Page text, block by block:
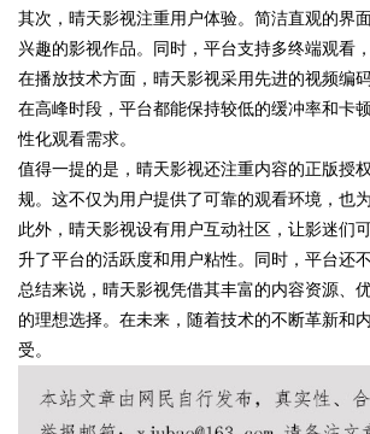
uz
!
其次，晴天影视注重用户体验。简洁直观的界
兴趣的影视作品。同时，平台支持多终端观看
在播放技术方面，晴天影视采用先进的视频编
在高峰时段，平台都能保持较低的缓冲率和卡
性化观看需求。
值得一提的是，晴天影视还注重内容的正版授
规。这不仅为用户提供了可靠的观看环境，也
此外，晴天影视设有用户互动社区，让影迷们
升了平台的活跃度和用户粘性。同时，平台还
总结来说，晴天影视凭借其丰富的内容资源、
的理想选择。在未来，随着技术的不断革新和
受。